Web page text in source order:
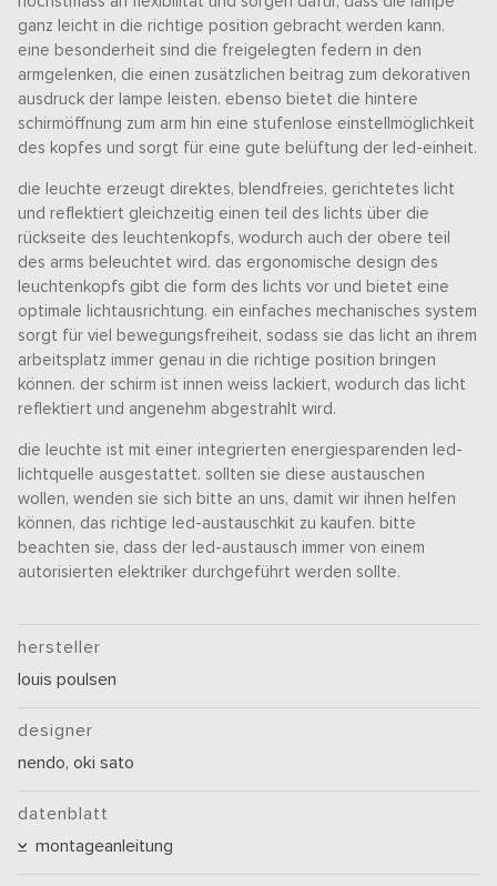
ganz leicht in die richtige position gebracht werden kann.
eine besonderheit sind die freigelegten federn in den
armgelenken, die einen zusätzlichen beitrag zum dekorativen
ausdruck der lampe leisten. ebenso bietet die hintere
schirmöffnung zum arm hin eine stufenlose einstellmöglichkeit
des kopfes und sorgt für eine gute belüftung der led-einheit.
die leuchte erzeugt direktes, blendfreies, gerichtetes licht
und reflektiert gleichzeitig einen teil des lichts über die
rückseite des leuchtenkopfs, wodurch auch der obere teil
des arms beleuchtet wird. das ergonomische design des
leuchtenkopfs gibt die form des lichts vor und bietet eine
optimale lichtausrichtung. ein einfaches mechanisches system
sorgt für viel bewegungsfreiheit, sodass sie das licht an ihrem
arbeitsplatz immer genau in die richtige position bringen
können. der schirm ist innen weiss lackiert, wodurch das licht
reflektiert und angenehm abgestrahlt wird.
die leuchte ist mit einer integrierten energiesparenden led-
lichtquelle ausgestattet. sollten sie diese austauschen
wollen, wenden sie sich bitte an uns, damit wir ihnen helfen
können, das richtige led-austauschkit zu kaufen. bitte
beachten sie, dass der led-austausch immer von einem
autorisierten elektriker durchgeführt werden sollte.
hersteller
louis poulsen
designer
nendo, oki sato
datenblatt
montageanleitung